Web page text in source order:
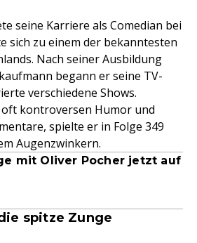
seine Karriere als Comedian bei
sich zu einem der bekanntesten
Nach seiner Ausbildung
begann er seine TV-
verschiedene Shows.
kontroversen Humor und
spielte er in Folge 349
Augenzwinkern.
mit Oliver Pocher jetzt auf
spitze Zunge